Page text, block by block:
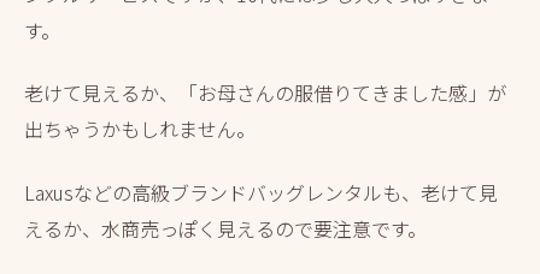
す。
老けて見えるか、「お母さんの服借りてきました感」が
出ちゃうかもしれません。
Laxusなどの高級ブランドバッグレンタルも、老けて見
えるか、水商売っぽく見えるので要注意です。